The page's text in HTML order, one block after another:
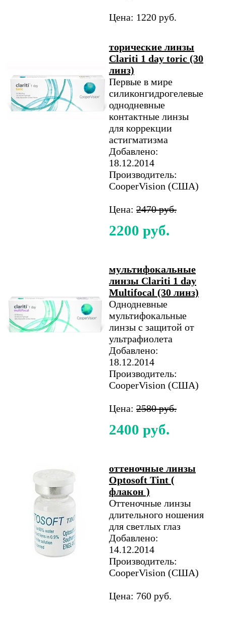
Цена: 1220 руб.
торические линзы
Clariti 1 day toric (30
линз)
Первые в мире
силиконгидрогелевые
однодневные
контактные линзы
для коррекции
астигматизма
Добавлено:
18.12.2014
Производитель:
CooperVision (США)
Цена: 2470 руб.
2200 руб.
мультифокальные
линзы Clariti 1 day
Multifocal (30 линз)
Однодневные
мультифокальные
линзы с защитой от
ультрафиолета
Добавлено:
18.12.2014
Производитель:
CooperVision (США)
Цена: 2580 руб.
2400 руб.
оттеночные линзы
Optosoft Tint (
флакон )
Оттеночные линзы
длительного ношения
для светлых глаз
Добавлено:
14.12.2014
Производитель:
CooperVision (США)
Цена: 760 руб.